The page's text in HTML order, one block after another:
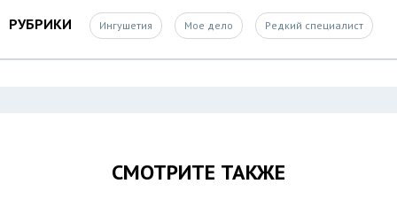
РУБРИКИ Ингушетия Мое дело Редкий специалист
СМОТРИТЕ ТАКЖЕ